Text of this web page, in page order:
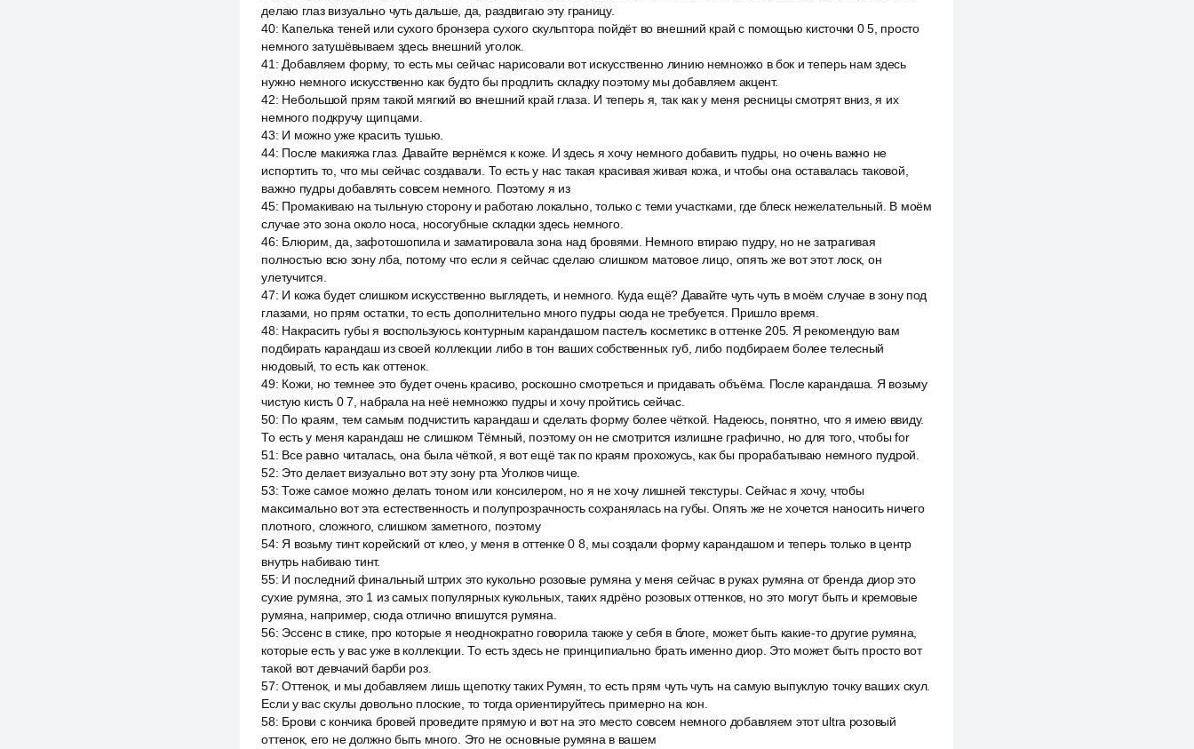
делаю глаз визуально чуть дальше, да, раздвигаю эту границу.
40: Капелька теней или сухого бронзера сухого скульптора пойдёт во внешний край с помощью кисточки 0 5, просто
немного затушёвываем здесь внешний уголок.
41 : Добавляем форму, то есть мы сейчас нарисовали вот искусственно линию немножко в бок и теперь нам здесь
нужно немного искусственно как будто бы продлить складку поэтому мы добавляем акцент.
42: Небольшой прям такой мягкий во внешний край глаза. И теперь я, так как у меня ресницы смотрят вниз, я их
немного подкручу щипцами.
43: И можно уже красить тушью.
44: После макияжа глаз. Давайте вернёмся к коже. И здесь я хочу немного добавить пудры, но очень важно не
испортить то, что мы сейчас создавали. То есть у нас такая красивая живая кожа, и чтобы она оставалась таковой,
важно пудры добавлять совсем немного. Поэтому я из
45: Промакиваю на тыльную сторону и работаю локально, только с теми участками, где блеск нежелательный. В моём
случае это зона около носа, носогубные складки здесь немного.
46: Блюрим, да, зафотошопила и заматировала зона над бровями. Немного втираю пудру, но не затрагивая
полностью всю зону лба, потому что если я сейчас сделаю слишком матовое лицо, опять же вот этот лоск, он
улетучится.
47: И кожа будет слишком искусственно выглядеть, и немного. Куда ещё? Давайте чуть чуть в моём случае в зону под
глазами, но прям остатки, то есть дополнительно много пудры сюда не требуется. Пришло время.
48: Накрасить губы я воспользуюсь контурным карандашом пастель косметикс в оттенке 205. Я рекомендую вам
подбирать карандаш из своей коллекции либо в тон ваших собственных губ, либо подбираем более телесный
нюдовый, то есть как оттенок.
49: Кожи, но темнее это будет очень красиво, роскошно смотреться и придавать объёма. После карандаша. Я возьму
чистую кисть 0 7, набрала на неё немножко пудры и хочу пройтись сейчас.
50: По краям, тем самым подчистить карандаш и сделать форму более чёткой. Надеюсь, понятно, что я имею ввиду.
То есть у меня карандаш не слишком Тёмный, поэтому он не смотрится излишне графично, но для того, чтобы for
51 : Все равно читалась, она была чёткой, я вот ещё так по краям прохожусь, как бы прорабатываю немного пудрой.
52: Это делает визуально вот эту зону рта Уголков чище.
53:Тоже самое можно делать тоном или консилером, но я не хочу лишней текстуры. Сейчас я хочу, чтобы
максимально вот эта естественность и полупрозрачность сохранялась на губы. Опять же не хочется наносить ничего
плотного, сложного, слишком заметного, поэтому
54: Я возьму тинт корейский от клео, у меня в оттенке 0 8, мы создали форму карандашом и теперь только в центр
внутрь набиваю тинт.
55: И последний финальный штрих это кукольно розовые румяна у меня сейчас в руках румяна от бренда диор это
сухие румяна, это 1 из самых популярных кукольных, таких ядрёно розовых оттенков, но это могут быть и кремовые
румяна, например, сюда отлично впишутся румяна.
56: Эссенс в стике, про которые я неоднократно говорила также у себя в блоге, может быть какие-то другие румяна,
которые есть у вас уже в коллекции. То есть здесь не принципиально брать именно диор. Это может быть просто вот
такой вот девчачий барби роз.
57:Оттенок, и мы добавляем лишь щепотку таких Румян, то есть прям чуть чуть на самую выпуклую точку ваших скул.
Если у вас скулы довольно плоские, то тогда ориентируйтесь примерно на кон.
58: Брови с кончика бровей проведите прямую и вот на это место совсем немного добавляем этот ultra розовый
оттенок, его не должно быть много. Это не основные румяна в вашем